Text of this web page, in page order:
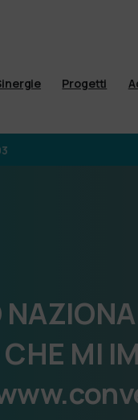
Progetti
CHE MI